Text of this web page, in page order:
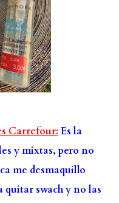
Carrefour: Es la
y mixtas, pero no
me desmaquillo
quitar swach y no las